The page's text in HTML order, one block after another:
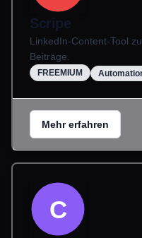
Scripe
LinkedIn-Content-Tool
Beiträge.
FREEMIUM
Mehr erfahren
C